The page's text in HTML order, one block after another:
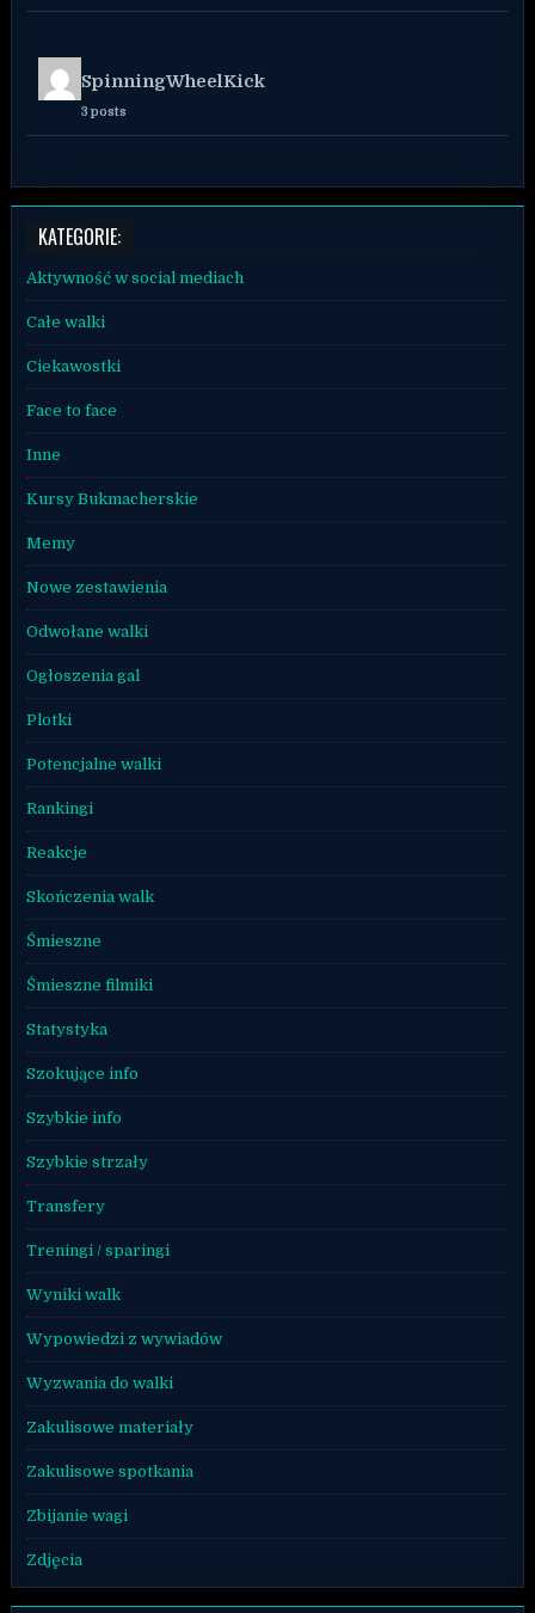
SpinningWheelKick
3 posts
KATEGORIE:
Aktywność w social mediach
Całe walki
Ciekawostki
Face to face
Inne
Kursy Bukmacherskie
Memy
Nowe zestawienia
Odwołane walki
Ogłoszenia gal
Plotki
Potencjalne walki
Rankingi
Reakcje
Skończenia walk
Śmieszne
Śmieszne filmiki
Statystyka
Szokujące info
Szybkie info
Szybkie strzały
Transfery
Treningi / sparingi
Wyniki walk
Wypowiedzi z wywiadów
Wyzwania do walki
Zakulisowe materiały
Zakulisowe spotkania
Zbijanie wagi
Zdjęcia